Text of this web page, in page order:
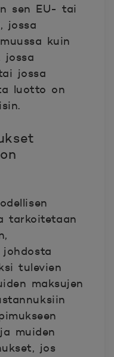
sen EU- tai
jossa
kuin
jossa
jossa
luotto on
tarkoitetaan
tulevien
maksujen
muiden
jos